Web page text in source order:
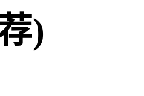
)